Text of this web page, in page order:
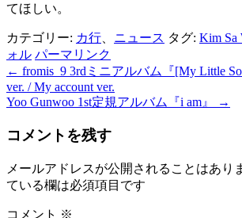
てほしい。
カテゴリー: カ行 ニュース タグ: Kim Sa
ォル パーマリンク
投
稿
ナ
ゲ
← fromis_9 3rdミニアルバム『[My Little
ver. / My account ver.
Yoo Gunwoo 1st定規アルバム『i am』
→
コメントを残す
メールアドレスが公開されることはあり
ている欄は必須項目です
コメント ※